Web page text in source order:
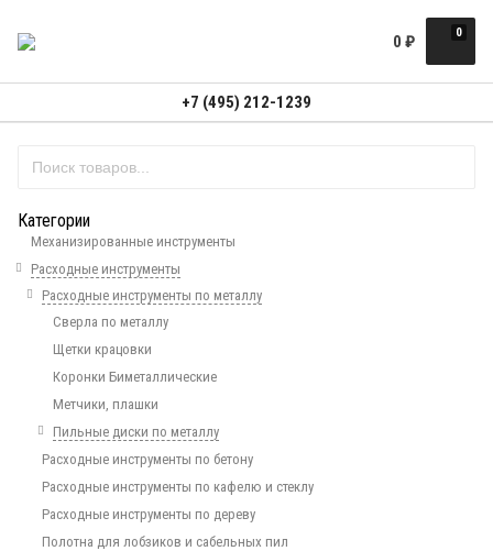
0
0 ₽
+7 (495) 212-1239
Категории
Механизированные инструменты
Расходные инструменты
Расходные инструменты по металлу
Сверла по металлу
Щетки крацовки
Коронки Биметаллические
Метчики, плашки
Пильные диски по металлу
Расходные инструменты по бетону
Расходные инструменты по кафелю и стеклу
Расходные инструменты по дереву
Полотна для лобзиков и сабельных пил